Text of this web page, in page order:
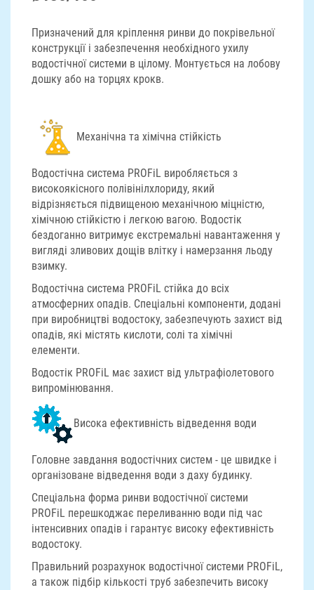
Призначений для кріплення ринви до покрівельної
конструкції і забезпечення необхідного ухилу
водостічної системи в цілому. Монтується на лобову
дошку або на торцях крокв.
Механічна та хімічна стійкість
Водостічна система PROFiL виробляється з
високоякісного полівінілхлориду, який
відрізняється підвищеною механічною міцністю,
хімічною стійкістю і легкою вагою. Водостік
бездоганно витримує екстремальні навантаження у
вигляді зливових дощів влітку і намерзання льоду
взимку.
Водостічна система PROFiL стійка до всіх
атмосферних опадів. Спеціальні компоненти, додані
при виробництві водостоку, забезпечують захист від
опадів, які містять кислоти, солі та хімічні
елементи.
Водостік PROFiL має захист від ультрафіолетового
випромінювання.
Висока ефективність відведення води
Головне завдання водостічних систем - це швидке і
організоване відведення води з даху будинку.
Спеціальна форма ринви водостічної системи
PROFiL перешкоджає переливанню води під час
інтенсивних опадів і гарантує високу ефективність
водостоку.
Правильний розрахунок водостічної системи PROFiL,
а також підбір кількості труб забезпечить високу